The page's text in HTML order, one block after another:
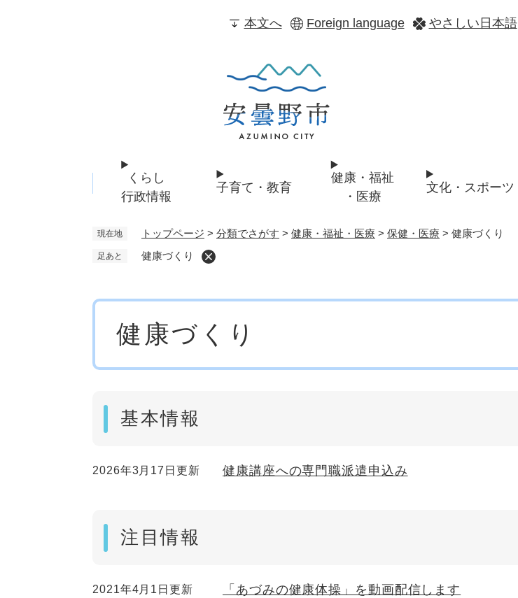
本文へ Foreign language やさしい日本語
くらし
行政情報
子育て・教育
健康・福祉
・医療
文化・スポーツ
現在地 トップページ > 分類でさがす > 健康・福祉・医療 > 保健・医療 > 健康づくり
足あと 健康づくり
健康づくり
基本情報
2026年3月17日更新 健康講座への専門職派遣申込み
注目情報
2021年4月1日更新 「あづみの健康体操」を動画配信します